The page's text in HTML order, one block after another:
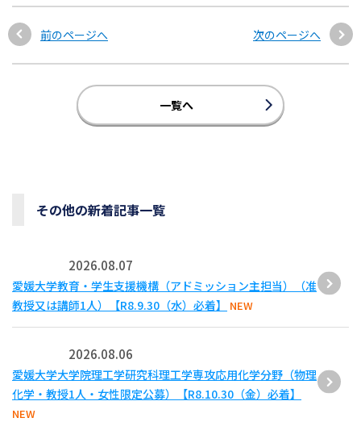
前のページへ 次のページへ
一覧へ
その他の新着記事一覧
2026.08.07
愛媛大学教育・学生支援機構（アドミッション主担当）（准
教授又は講師1人）【R8.9.30（水）必着】
NEW
2026.08.06
愛媛大学大学院理工学研究科理工学専攻応用化学分野（物理
化学・教授1人・女性限定公募）【R8.10.30（金）必着】
NEW